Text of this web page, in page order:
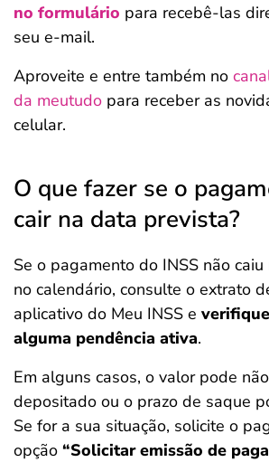
no formulário para recebê-las
seu e-mail.
Aproveite e entre também no
da meutudo para receber as
celular.
O que fazer se o
cair na data prevista?
Se o pagamento do INSS não
no calendário, consulte o extrato
aplicativo do Meu INSS e
alguma pendência ativa.
Em alguns casos, o valor pode
depositado ou o prazo de saque
Se for a sua situação, solicite o
opção “Solicitar emissão de